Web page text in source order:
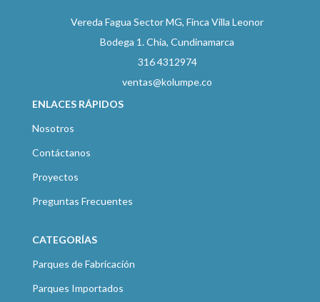
Vereda Fagua Sector MG, Finca Villa Leonor
Bodega 1. Chía, Cundinamarca
316 4312974
ventas@kolumpe.co
ENLACES RÁPIDOS
Nosotros
Contáctanos
Proyectos
Preguntas Frecuentes
CATEGORÍAS
Parques de Fabricación
Parques Importados